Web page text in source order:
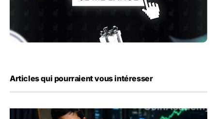
Articles qui pourraient vous intéresser
Emploi américain : 23 000 postes détruits en juillet, les